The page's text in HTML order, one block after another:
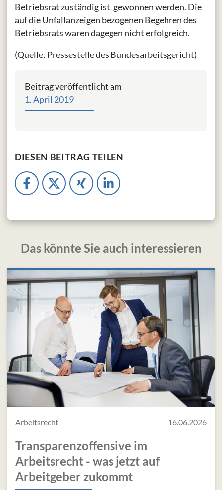
Betriebsrat zuständig ist, gewonnen werden. Die
auf die Unfallanzeigen bezogenen Begehren des
Betriebsrats waren dagegen nicht erfolgreich.
(Quelle: Pressestelle des Bundesarbeitsgericht)
Beitrag veröffentlicht am
1. April 2019
DIESEN BEITRAG TEILEN
Das könnte Sie auch interessieren
Arbeitsrecht 16.06.2026
Transparenzoffensive im
Arbeitsrecht - was jetzt auf
Arbeitgeber zukommt